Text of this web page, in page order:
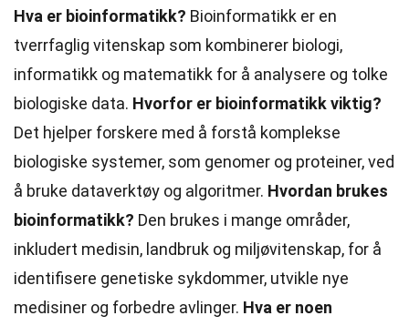
Hva er bioinformatikk? Bioinformatikk er en
tverrfaglig vitenskap som kombinerer biologi,
informatikk og matematikk for å analysere og tolke
biologiske data. Hvorfor er bioinformatikk viktig?
Det hjelper forskere med å forstå komplekse
biologiske systemer, som genomer og proteiner, ved
å bruke dataverktøy og algoritmer. Hvordan brukes
bioinformatikk? Den brukes i mange områder,
inkludert medisin, landbruk og miljøvitenskap, for å
identifisere genetiske sykdommer, utvikle nye
medisiner og forbedre avlinger. Hva er noen